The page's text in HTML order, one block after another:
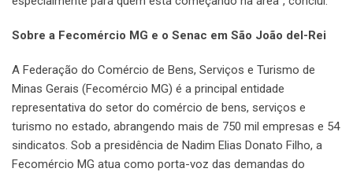
Sobre a Fecomércio MG e o Senac em São João del-Rei
A Federação do Comércio de Bens, Serviços e Turismo de
Minas Gerais (Fecomércio MG) é a principal entidade
representativa do setor do comércio de bens, serviços e
turismo no estado, abrangendo mais de 750 mil empresas e 54
sindicatos. Sob a presidência de Nadim Elias Donato Filho, a
Fecomércio MG atua como porta-voz das demandas do